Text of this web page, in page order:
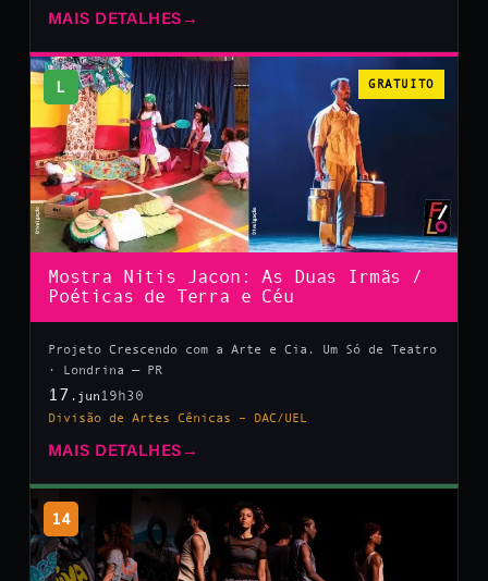
MAIS DETALHES →
L GRATUITO
Mostra Nitis Jacon: As Duas Irmãs /
Poéticas de Terra e Céu
Projeto Crescendo com a Arte e Cia. Um Só de Teatro
· Londrina — PR
17 .jun 19h30
Divisão de Artes Cênicas – DAC/UEL
MAIS DETALHES →
14